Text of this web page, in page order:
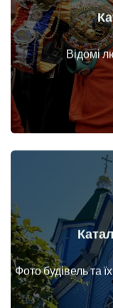
Відомі
Фото будівель та
Будинки, споруди,